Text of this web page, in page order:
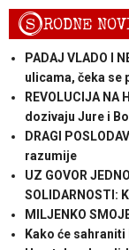
SRODNE
PADAJ VLADO I
ulicama, čeka se
REVOLUCIJA
dozivaju Jure i
DRAGI
razumije
UZ GOVOR
SOLIDARNOSTI:
MILJENKO
Kako će